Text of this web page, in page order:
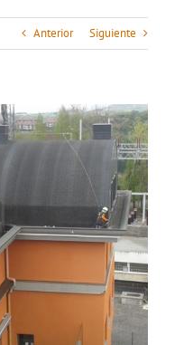
Anterior Siguiente